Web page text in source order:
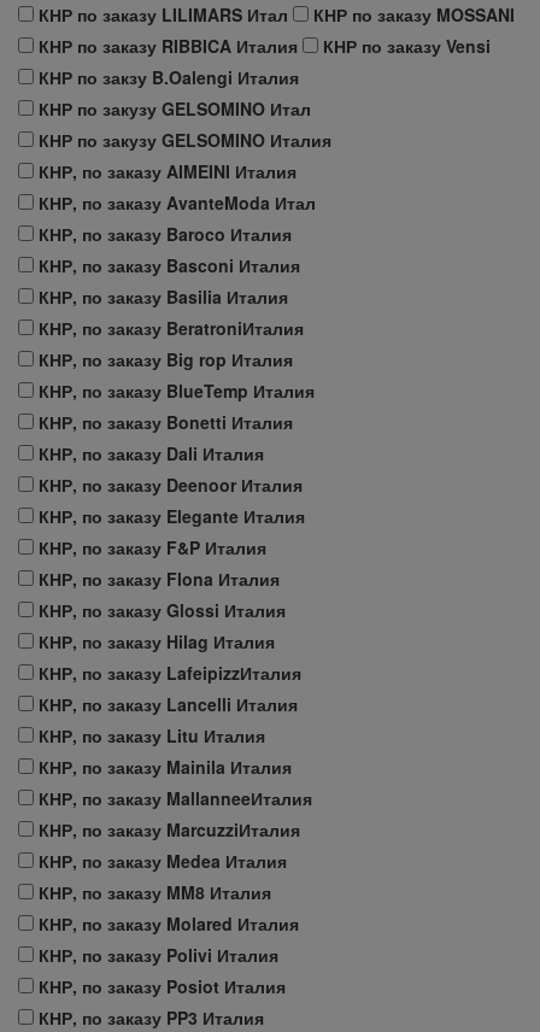
КНР по заказу LILIMARS Итал
КНР по заказу MOSSANI
КНР по заказу RIBBICA Италия
КНР по заказу Vensi
КНР по закзу B.Oalengi Италия
КНР по закузу GELSOMINO Итал
КНР по закузу GELSOMINO Италия
КНР, по заказу AIMEINI Италия
КНР, по заказу AvanteModa Итал
КНР, по заказу Baroco Италия
КНР, по заказу Basconi Италия
КНР, по заказу Basilia Италия
КНР, по заказу BeratroniИталия
КНР, по заказу Big rop Италия
КНР, по заказу BlueTemp Италия
КНР, по заказу Bonetti Италия
КНР, по заказу Dali Италия
КНР, по заказу Deenoor Италия
КНР, по заказу Elegante Италия
КНР, по заказу F&P Италия
КНР, по заказу Flona Италия
КНР, по заказу Glossi Италия
КНР, по заказу Hilag Италия
КНР, по заказу LafeipizzИталия
КНР, по заказу Lancelli Италия
КНР, по заказу Litu Италия
КНР, по заказу Mainila Италия
КНР, по заказу MallanneeИталия
КНР, по заказу MarcuzziИталия
КНР, по заказу Medea Италия
КНР, по заказу MM8 Италия
КНР, по заказу Molared Италия
КНР, по заказу Polivi Италия
КНР, по заказу Posiot Италия
КНР, по заказу PP3 Италия